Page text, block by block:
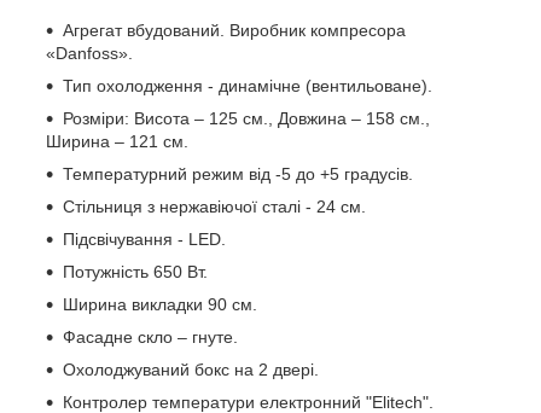
Агрегат вбудований. Виробник компресора
«Danfoss».
Тип охолодження - динамічне (вентильоване).
Розміри: Висота – 125 см., Довжина – 158 см.,
Ширина – 121 см.
Температурний режим від -5 до +5 градусів.
Стільниця з нержавіючої сталі - 24 см.
Підсвічування - LED.
Потужність 650 Вт.
Ширина викладки 90 см.
Фасадне скло – гнуте.
Охолоджуваний бокс на 2 двері.
Контролер температури електронний "Elitech".